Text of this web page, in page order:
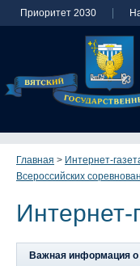
Приоритет 2030
Главная > Интернет-
Всероссийских
Интернет-
Важная информация о